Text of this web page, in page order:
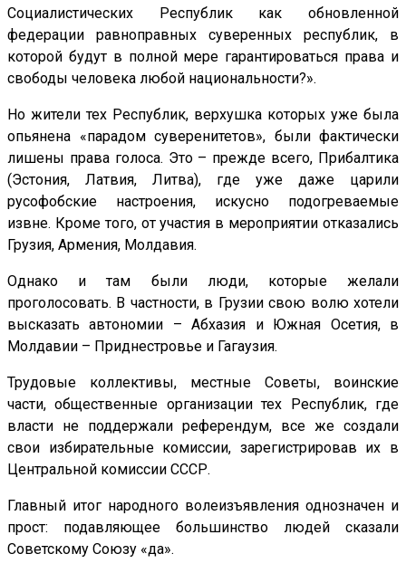
Социалистических Республик как обновленной
федерации равноправных суверенных республик, в
которой будут в полной мере гарантироваться права и
свободы человека любой национальности?».
Но жители тех Республик, верхушка которых уже была
опьянена «парадом суверенитетов», были фактически
лишены права голоса. Это – прежде всего, Прибалтика
(Эстония, Латвия, Литва), где уже даже царили
русофобские настроения, искусно подогреваемые
извне. Кроме того, от участия в мероприятии отказались
Грузия, Армения, Молдавия.
Однако и там были люди, которые желали
проголосовать. В частности, в Грузии свою волю хотели
высказать автономии – Абхазия и Южная Осетия, в
Молдавии – Приднестровье и Гагаузия.
Трудовые коллективы, местные Советы, воинские
части, общественные организации тех Республик, где
власти не поддержали референдум, все же создали
свои избирательные комиссии, зарегистрировав их в
Центральной комиссии СССР.
Главный итог народного волеизъявления однозначен и
прост: подавляющее большинство людей сказали
Советскому Союзу «да».